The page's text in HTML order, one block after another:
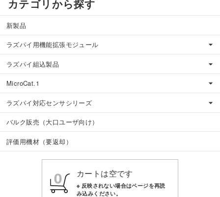
カテゴリから探す
新製品
ラズパイ用機能拡張モジュール
ラズパイ組込製品
MicroCat.1
ラズパイ対応センサシリーズ
バルク販売（大口ユーザ向け）
評価用機材（要返却）
カートは空です